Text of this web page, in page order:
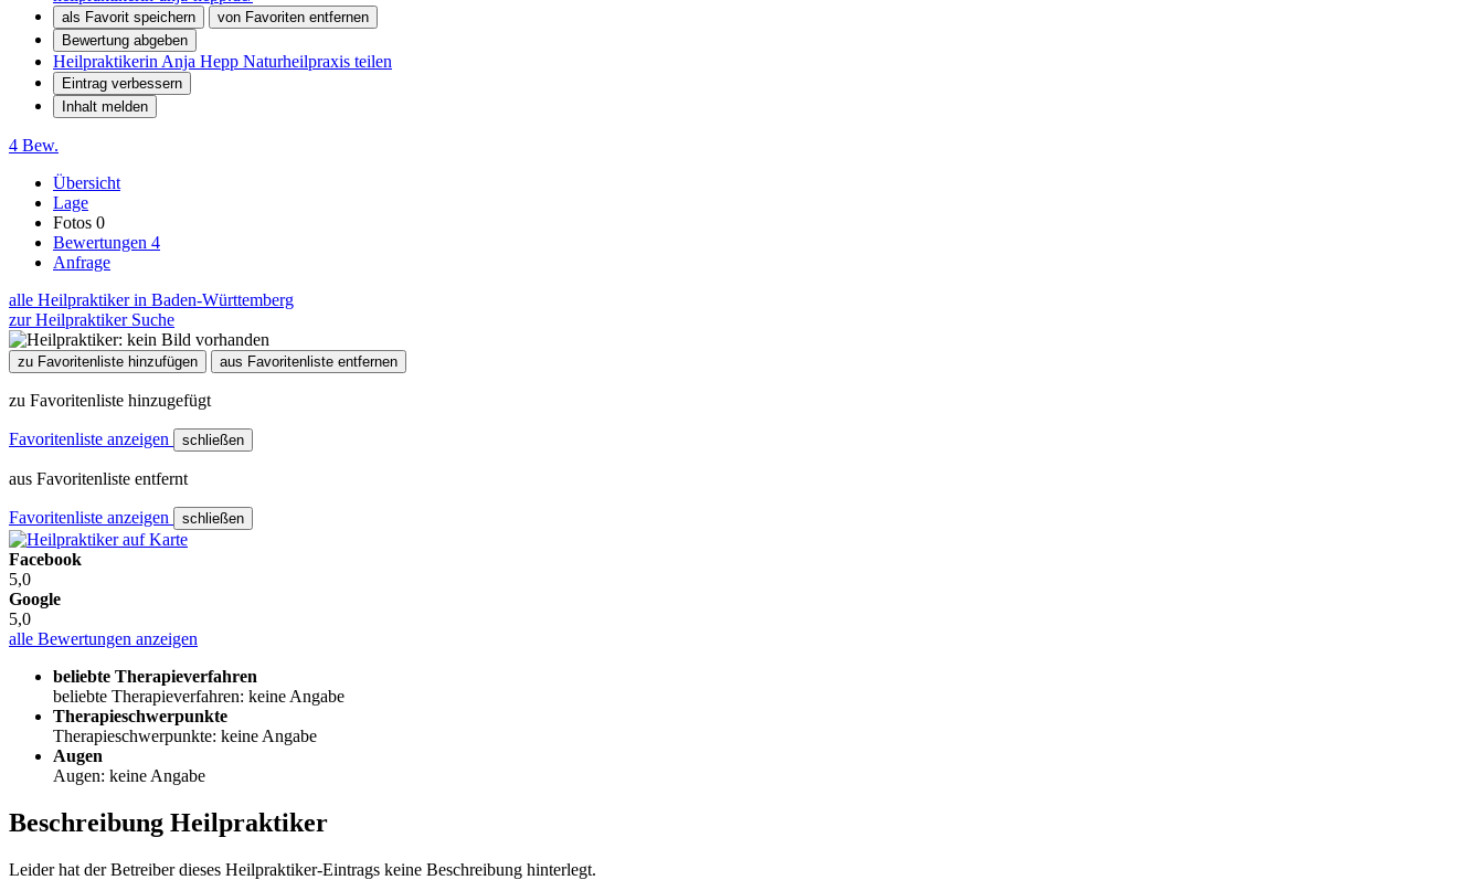
als Favorit speichern
von Favoriten entfernen
Bewertung abgeben
Heilpraktikerin Anja Hepp Naturheilpraxis teilen
Eintrag verbessern
Inhalt melden
4 Bew.
Übersicht
Lage
Fotos 0
Bewertungen 4
Anfrage
alle Heilpraktiker in Baden-Württemberg
zur Heilpraktiker Suche
zu Favoritenliste hinzufügen aus Favoritenliste entfernen
zu Favoritenliste hinzugefügt
Favoritenliste anzeigen schließen
aus Favoritenliste entfernt
Favoritenliste anzeigen schließen
Facebook
5,0
Google
5,0
alle Bewertungen anzeigen
beliebte Therapieverfahren
beliebte Therapieverfahren: keine Angabe
Therapieschwerpunkte
Therapieschwerpunkte: keine Angabe
Augen
Augen: keine Angabe
Beschreibung Heilpraktiker
Leider hat der Betreiber dieses Heilpraktiker-Eintrags keine Beschreibung hinterlegt.